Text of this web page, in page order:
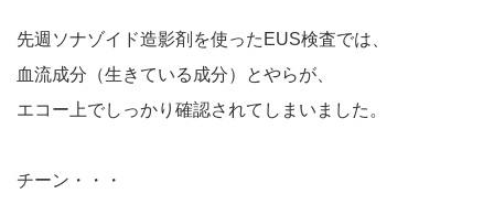
先週ソナゾイド造影剤を使ったEUS検査では、
血流成分（生きている成分）とやらが、
エコー上でしっかり確認されてしまいました。
チーン・・・